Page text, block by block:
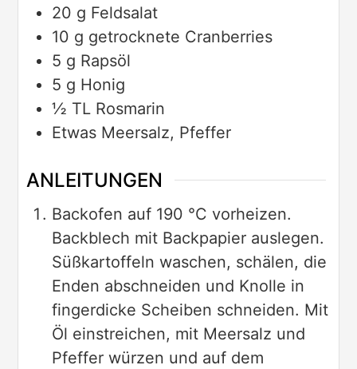
20 g Feldsalat
10 g getrocknete Cranberries
5 g Rapsöl
5 g Honig
½ TL Rosmarin
Etwas Meersalz, Pfeffer
ANLEITUNGEN
Backofen auf 190 °C vorheizen.
Backblech mit Backpapier auslegen.
Süßkartoffeln waschen, schälen, die
Enden abschneiden und Knolle in
fingerdicke Scheiben schneiden. Mit
Öl einstreichen, mit Meersalz und
Pfeffer würzen und auf dem